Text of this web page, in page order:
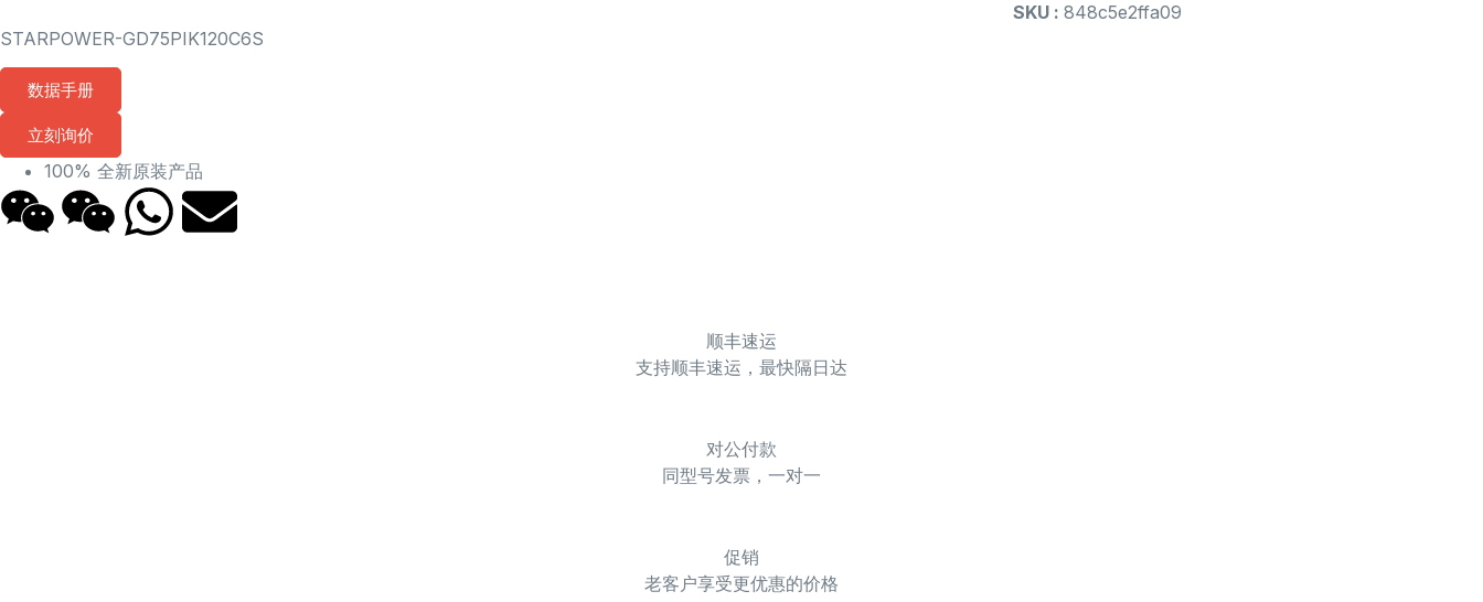
SKU :848c5e2ffa09
STARPOWER-GD75PIK120C6S
数据手册
立刻询价
100% 全新原装产品
顺丰速运
支持顺丰速运，最快隔日达
对公付款
同型号发票，一对一
促销
老客户享受更优惠的价格